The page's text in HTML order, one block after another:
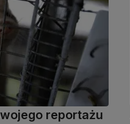
reportażu